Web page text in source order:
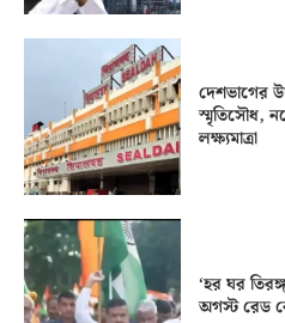
দেশভাগের
স্মৃতিসৌধ,
লক্ষ্যমাত্রা
‘হর ঘর
অগস্ট রেড